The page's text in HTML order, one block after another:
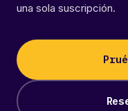
una sola suscripción.